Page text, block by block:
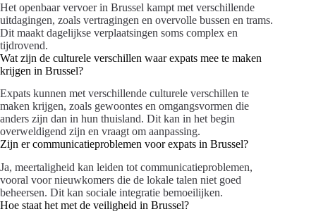
Het openbaar vervoer in Brussel kampt met verschillende
uitdagingen, zoals vertragingen en overvolle bussen en trams.
Dit maakt dagelijkse verplaatsingen soms complex en
tijdrovend.
Wat zijn de culturele verschillen waar expats mee te maken
krijgen in Brussel?
Expats kunnen met verschillende culturele verschillen te
maken krijgen, zoals gewoontes en omgangsvormen die
anders zijn dan in hun thuisland. Dit kan in het begin
overweldigend zijn en vraagt om aanpassing.
Zijn er communicatieproblemen voor expats in Brussel?
Ja, meertaligheid kan leiden tot communicatieproblemen,
vooral voor nieuwkomers die de lokale talen niet goed
beheersen. Dit kan sociale integratie bemoeilijken.
Hoe staat het met de veiligheid in Brussel?